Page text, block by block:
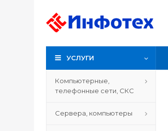
УСЛУГИ
Компьютерные,
телефонные сети, СКС
Сервера, компьютеры